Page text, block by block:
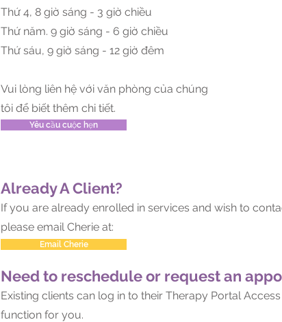
Thứ 4, 8 giờ sáng - 3 giờ chiều
Thứ năm. 9 giờ sáng - 6 giờ chiều
Thứ sáu, 9 giờ sáng - 12 giờ đêm
Vui lòng liên hệ với văn phòng của chúng
tôi để biết thêm chi tiết.
Yêu cầu cuộc hẹn
Already A Client?
If you are already enrolled in services and wish to
please email Cherie at:
Email Cherie
Need to reschedule or request an
Existing clients can log in to their Therapy Portal
function for you.